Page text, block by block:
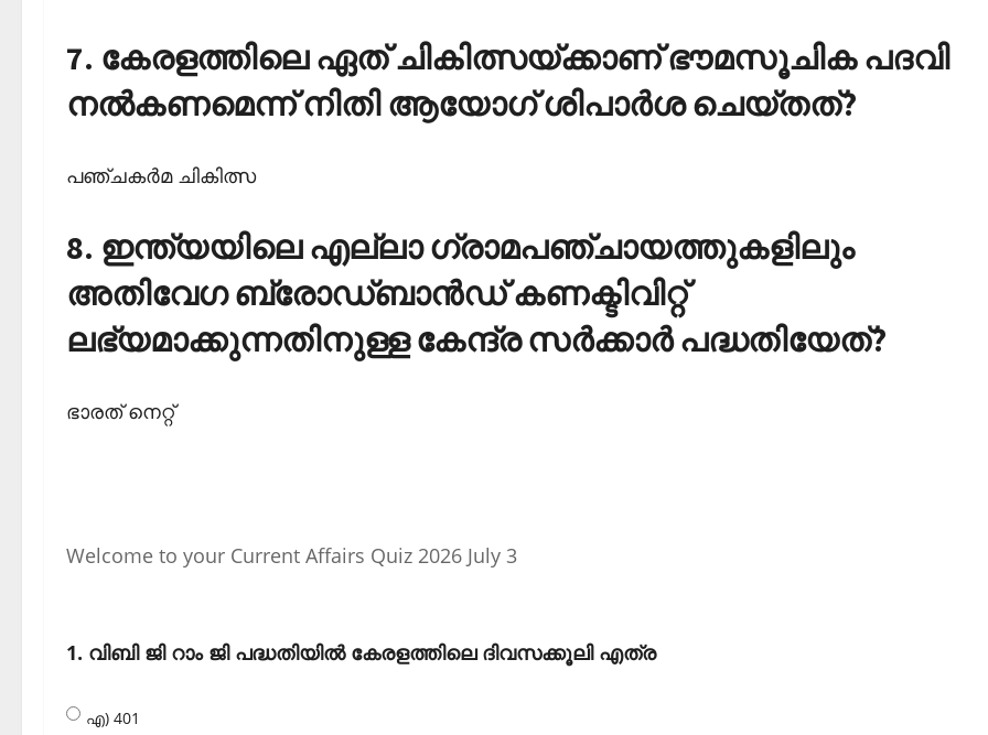
7. കേരളത്തിലെ ഏത് ചികിത്സയ്ക്കാണ് ഭൗമസൂചിക പദവി
നല്‍കണമെന്ന് നിതി ആയോഗ് ശിപാര്‍ശ ചെയ്തത്?
പഞ്ചകര്‍മ ചികിത്സ
8. ഇന്ത്യയിലെ എല്ലാ ഗ്രാമപഞ്ചായത്തുകളിലും
അതിവേഗ ബ്രോഡ്ബാന്‍ഡ് കണക്ടിവിറ്റ്
ലഭ്യമാക്കുന്നതിനുള്ള കേന്ദ്ര സര്‍ക്കാര്‍ പദ്ധതിയേത്?
ഭാരത് നെറ്റ്
Welcome to your Current Affairs Quiz 2026 July 3
1. വിബി ജി റാം ജി പദ്ധതിയില്‍ കേരളത്തിലെ ദിവസക്കൂലി എത്ര
എ) 401